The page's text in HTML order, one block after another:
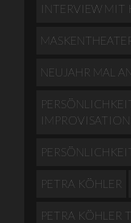
INTERVIEW MIT
NEUJAHR MAL
PETRA KÖHLER
PETRA KÖHLER